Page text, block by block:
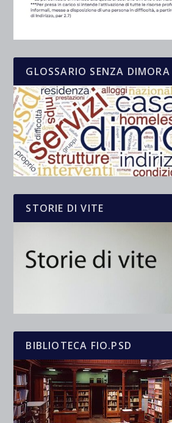
GLOSSARIO SENZA DIMORA
STORIE DI VITE
BIBLIOTECA FIO.PSD